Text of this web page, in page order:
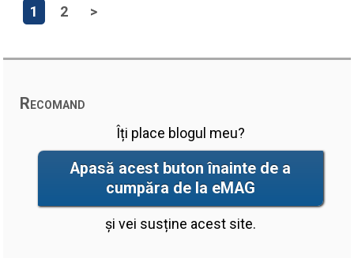
1 2 >
Recomand
Îți place blogul meu?
Apasă acest buton înainte de a
cumpăra de la eMAG
și vei susține acest site.